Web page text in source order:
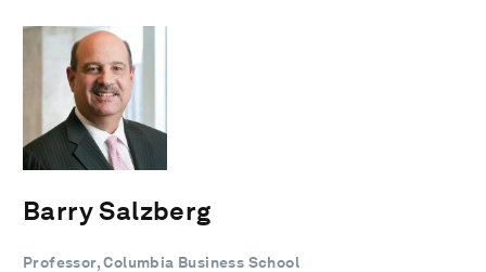
Barry Salzberg
Professor, Columbia Business School